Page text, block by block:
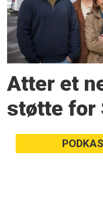
Atter et
støtte for